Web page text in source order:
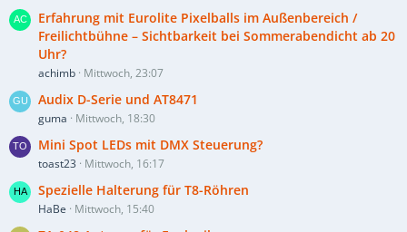
Erfahrung mit Eurolite Pixelballs im Außenbereich /
Freilichtbühne – Sichtbarkeit bei Sommerabendicht ab 20
Uhr?
achimb Mittwoch, 23:07
Audix D-Serie und AT8471
guma Mittwoch, 18:30
Mini Spot LEDs mit DMX Steuerung?
toast23 Mittwoch, 16:17
Spezielle Halterung für T8-Röhren
HaBe Mittwoch, 15:40